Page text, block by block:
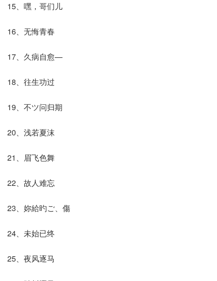
15、嘿，哥们儿
16、无悔青春
17、久病自愈—
18、往生功过
19、不ツ问归期
20、浅若夏沫
21、眉飞色舞
22、故人难忘
23、妳給旳ご、傷
24、未始已终
25、夜风逐马